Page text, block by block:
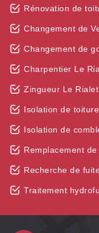
Rénovation de
Changement de
Changement de
Charpentier Le
Zingueur Le
Isolation de
Isolation de
Remplacement
Recherche de
Traitement